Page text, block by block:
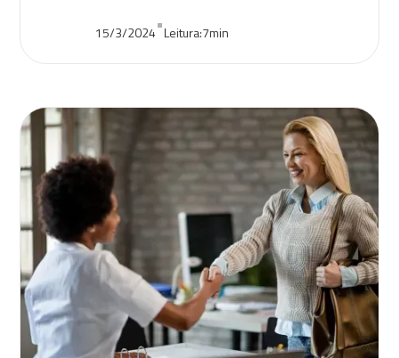
15/3/2024•Leitura:7min